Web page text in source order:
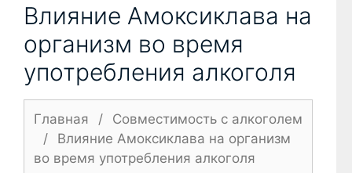
Влияние Амоксиклава на
организм во время
употребления алкоголя
Главная /
Совместимость с алкоголем
/
Влияние Амоксиклава на организм
во время употребления алкоголя